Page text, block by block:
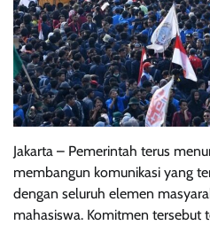
Jakarta – Pemerintah terus
membangun komunikasi yang
dengan seluruh elemen
mahasiswa. Komitmen tersebut